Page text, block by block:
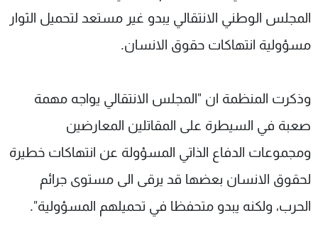
المجلس الوطني الانتقالي يبدو غير مستعد لتحميل الثوار
مسؤولية انتهاكات حقوق الانسان.
وذكرت المنظمة ان "المجلس الانتقالي يواجه مهمة
صعبة في السيطرة على المقاتلين المعارضين
ومجموعات الدفاع الذاتي المسؤولة عن انتهاكات خطيرة
لحقوق الانسان بعضها قد يرقى الى مستوى جرائم
الحرب، ولكنه يبدو متحفظا في تحميلهم المسؤولية".
الإنـتـاج
وظائف
تواصل معنا